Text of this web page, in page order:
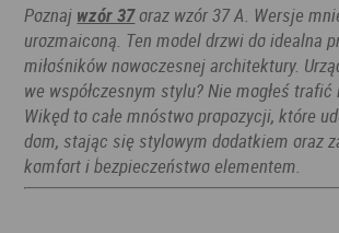
Poznaj wzór 37oraz wzór 37 A. Wersje
urozmaiconą. Ten model drzwi do idealna
miłośników nowoczesnej architektury.
we współczesnym stylu? Nie mogłeś
Wikęd to całe mnóstwo propozycji, które
dom, stając się stylowym dodatkiem oraz
komfort i bezpieczeństwo elementem.